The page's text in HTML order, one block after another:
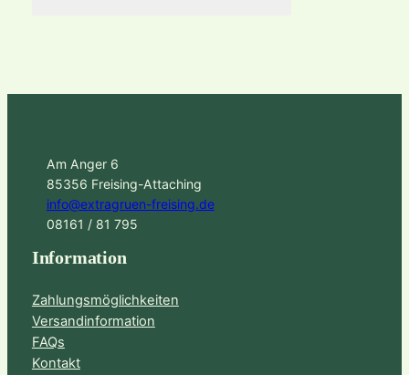
Am Anger 6
85356 Freising-Attaching
info@extragruen-freising.de
08161 / 81 795
Information
Zahlungsmöglichkeiten
Versandinformation
FAQs
Kontakt